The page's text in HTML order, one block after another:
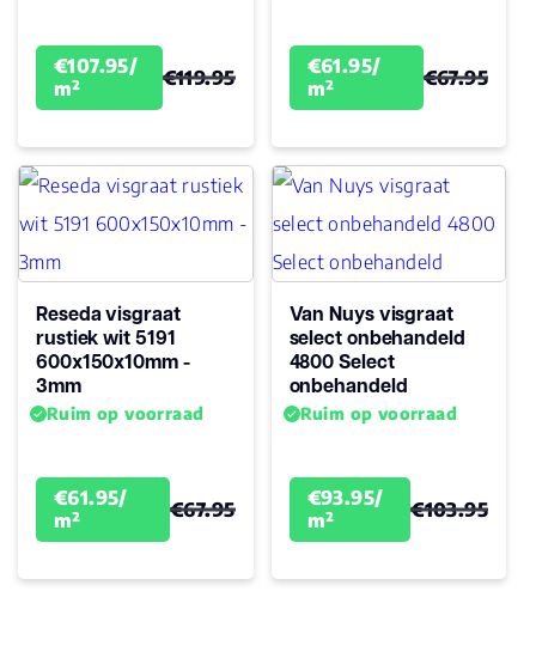
€107.95/
m²
€119.95
€61.95/
m²
€67.95
Reseda visgraat
rustiek wit 5191
600x150x10mm -
3mm
Ruim op voorraad
€61.95/
m²
€67.95
Van Nuys visgraat
select onbehandeld
4800 Select
onbehandeld
Ruim op voorraad
€93.95/
m²
€103.95